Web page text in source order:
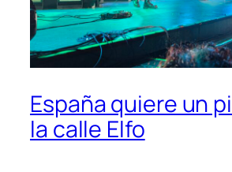
España quiere un
la calle Elfo